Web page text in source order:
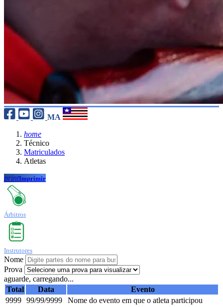
MA
home
Técnico
Matriculados
Atletas
printImprimir
Árbitros
Instrutores
Nome
Prova
aguarde, carregando...
Total
Data
Evento
9999 99/99/9999 Nome do evento em que o atleta participou